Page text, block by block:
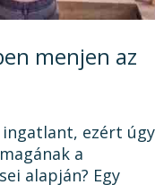
menjen az
ezért úgy
a
alapján? Egy